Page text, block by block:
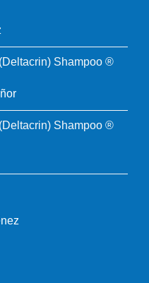
Shampoo ®
Shampoo ®